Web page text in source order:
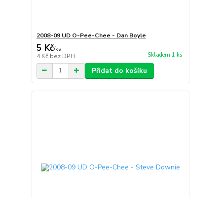
2008-09 UD O-Pee-Chee - Dan Boyle
5 Kč/ks
4 Kč bez DPH Skladem 1 ks
Přidat do košíku